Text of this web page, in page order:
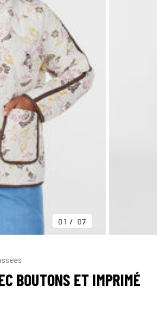
01 07
BOUTONS ET IMPRIMÉ